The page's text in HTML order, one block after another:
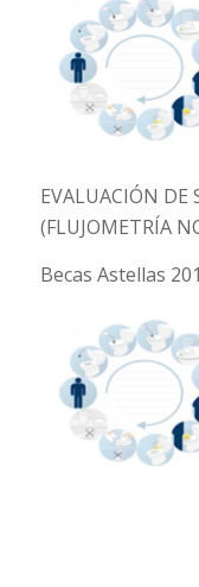
EVALUACIÓN DE
(FLUJOMETRÍA
Becas Astellas